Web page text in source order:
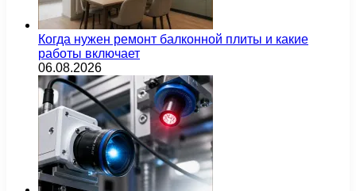
Когда нужен ремонт балконной плиты и какие
работы включает
06.08.2026